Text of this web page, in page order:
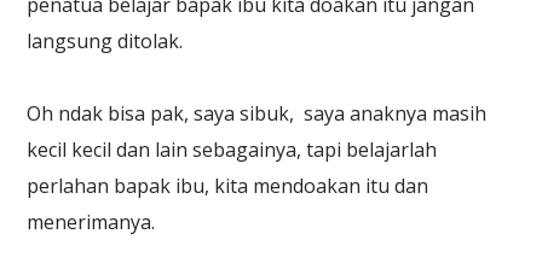
langsung ditolak.
Oh ndak bisa pak, saya sibuk, saya anaknya masih
kecil kecil dan lain sebagainya, tapi belajarlah
perlahan bapak ibu, kita mendoakan itu dan
menerimanya.